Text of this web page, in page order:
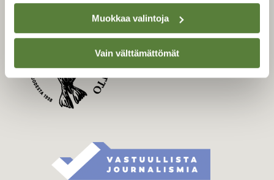
Muokkaa valintoja
Vain välttämättömät
SUOMEN LUONNON­
SUOJELU­LIITTO
Suomen Luonto -lehden
kustantaja on
luonnonsuojelu­liitto.